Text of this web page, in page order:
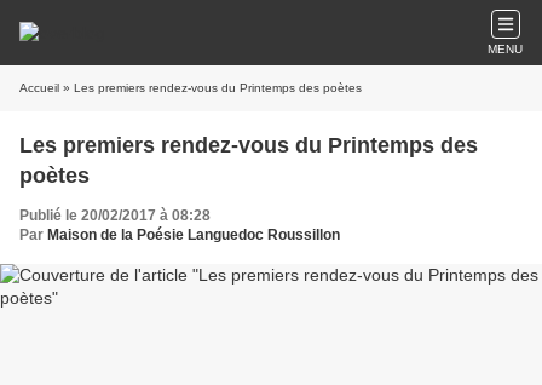
MENU
Accueil » Les premiers rendez-vous du Printemps des poètes
Les premiers rendez-vous du Printemps des
poètes
Publié le 20/02/2017 à 08:28
Par Maison de la Poésie Languedoc Roussillon